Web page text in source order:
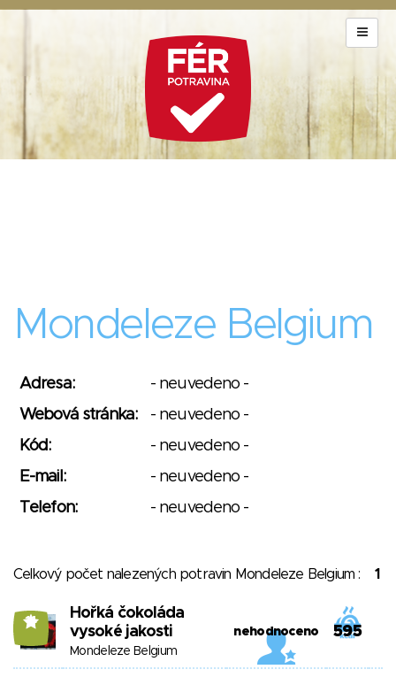
Mondeleze Belgium
Adresa:
- neuvedeno -
Webová stránka:
- neuvedeno -
Kód:
- neuvedeno -
E-mail:
- neuvedeno -
Telefon:
- neuvedeno -
Celkový počet nalezených potravin Mondeleze Belgium :1
14
Hořká čokoláda
vysoké jakosti
Mondeleze Belgium
nehodnoceno 595